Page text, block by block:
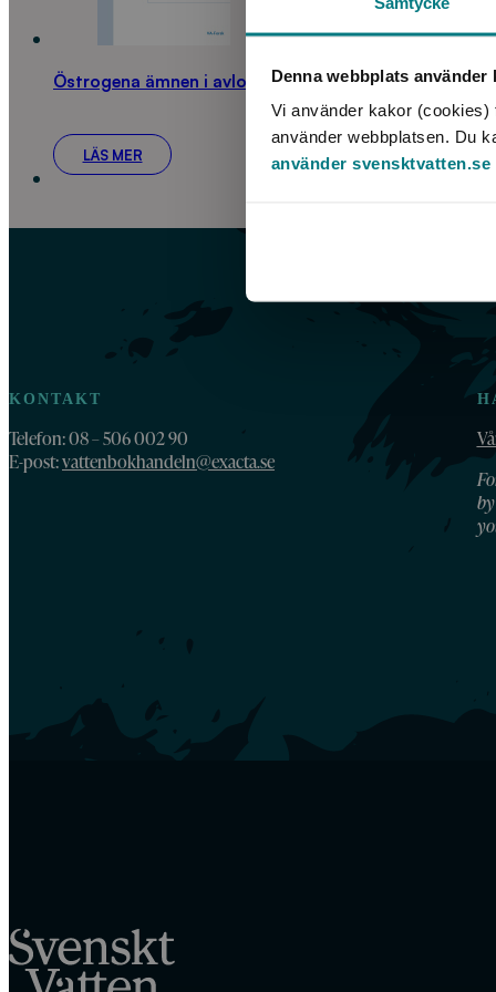
Denna webbplats använder
Vi använder kakor
använder webbplatsen. Du
använder svensktvatten.se
Östrogena ämnen i avloppsvatten, slam och lagrad
LÄS MER
KONTAKT
Telefon: 08 – 506 002 90
E-post:vattenbokhandeln@exacta.se